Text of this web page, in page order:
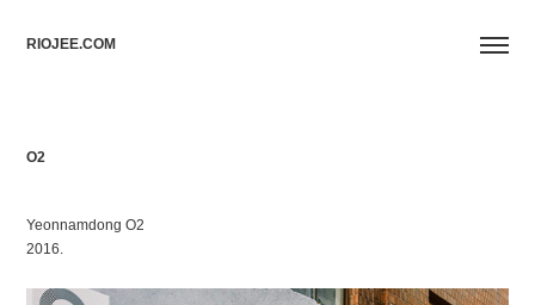
RIOJEE.COM
O2
Yeonnamdong O2
2016.